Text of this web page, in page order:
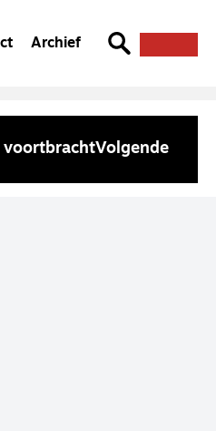
Archief
voortbrachtVolgende